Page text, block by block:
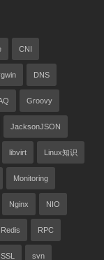
CNI
DNS
Groovy
JacksonJSON
libvirt Linux知识
Monitoring
Nginx NIO
Redis RPC
SSL svn